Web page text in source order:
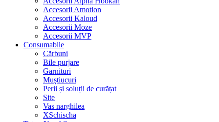
Accesorii Amotion
Accesorii Kaloud
Accesorii Moze
Accesorii MVP
Consumabile
Cărbuni
Bile purjare
Garnituri
Muștiucuri
Perii și soluții de curățat
Site
Vas narghilea
XSchischa